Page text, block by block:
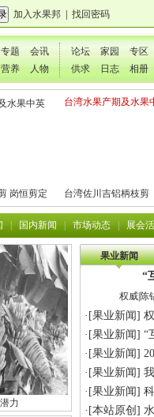
加入水果邦 找回密码
专题
会讯
营养 人物
论坛 家园
专区
供求
日志 相册
水果中英
台湾水果产期及水果
岗恒剪定
台湾佐川吉铝柄枝剪
801（欧洲款式）
国内新闻 市场动态 展会
力
果业新闻
“
权威|陈
·[果业新闻]
·[果业新闻] “
·[果业新闻]
·[果业新闻]
·[果业新闻]
·[本站原创 ]